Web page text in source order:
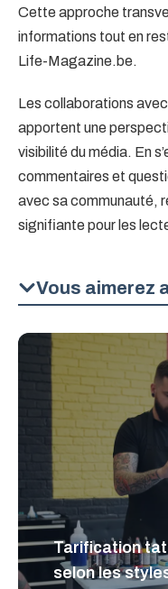
Cette approche
informations tout en
Life-Magazine.be.
Les collaborations
apportent une
visibilité du média. En
commentaires et
avec sa communauté,
signifiante pour les
Vous aimerez
Tarification
selon les